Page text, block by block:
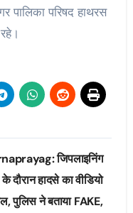
पालिका परिषद हाथरस
जिपलाइनिंग
के दौरान हादसे का वीडियो
पुलिस ने बताया FAKE,